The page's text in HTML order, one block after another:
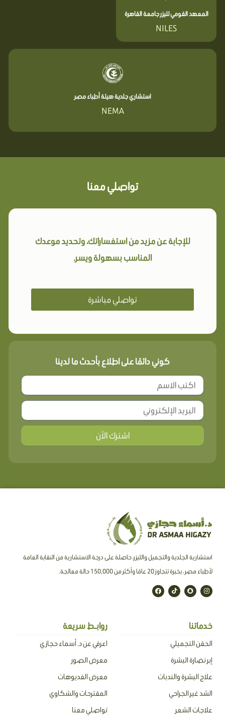
المعهد القومي لليزر جامعة القاهرة
NILES
استشاري جلدية هيئة أطباء مصر
NEMA
تواصلي معنا
للإجابة عن مزيد من استفساراتك، وتحديد موعدك
المناسب بسهولة ويسر.
تواصلي مباشرة
كوني دائمًا على اطلاع بأحدث ما لدينا
اشترك الأن
استشارية الجلدية والتجميل والليزر، حاصلة على درجة الاستشارية من النقابة العامة
لأطباء مصر ، بخبرة تتجاوز 20 عامًا وأكثر من 150,000 حالة معالجة.
I
n
s
a
S
n
a
a
t
T
i
k
F
a
c
خدماتنا
الحقن التجميلي
إبر نضارة البشرة
علاج البشرة والندبات
الشد غير الجراحي
علاجات الشعر
روابـط سريعة
اعرفي عن د. أسماء حجازي
معرض الصور
معرض الفديوهات
المقترحات والشكاوي
تواصلي معنا